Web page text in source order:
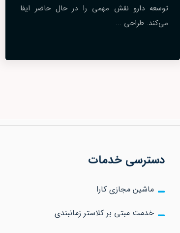
توسعه دارو نقش مهمی را در حال حاضر ایفا
می‌کند. طراحی ...
دسترسی خدمات
ماشین مجازی کارا
خدمت مبتی بر کلاستر زمانبندی